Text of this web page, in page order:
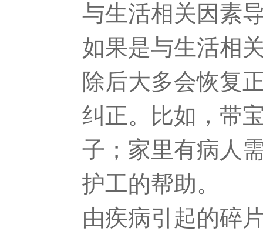
与生活相关因素
如果是与生活相
除后大多会恢复
纠正。比如，带
子；家里有病人
护工的帮助。
由疾病引起的碎